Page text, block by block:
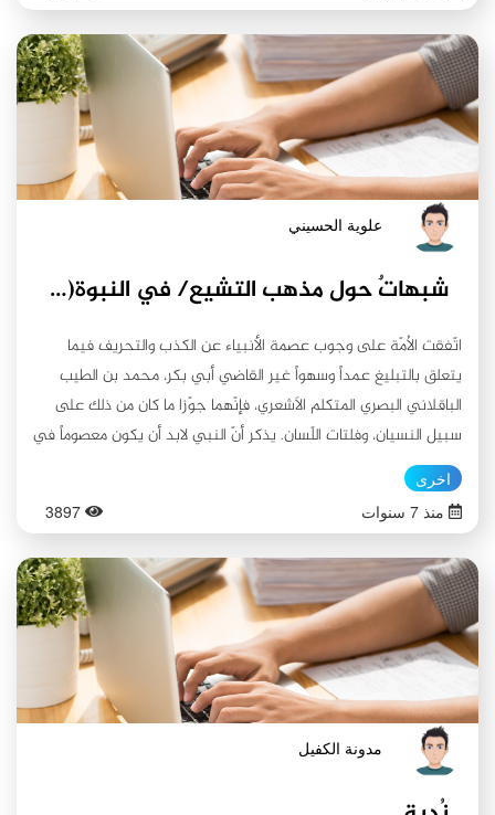
علوية الحسيني
شبهاتٌ حول مذهب التشيع/ في النبوة(4) عصمة النبي في مقام تبليغ الرسالة
اتّفقت الاُمّة على وجوب عصمة الأنبياء عن الكذب والتحريف فيما
يتعلق بالتبليغ عمداً وسهواً غير القاضي أبي بكر، محمد بن الطيب
الباقلاني البصري المتكلم الاَشعري، فإنّهما جوّزا ما كان من ذلك على
سبيل النسيان، وفلتات اللّسان. يذكر أنّ النبي لابد أن يكون معصوماً في
مقام التبليغ, والعصمة في هذا المقام لها ارتباط وثيق بالعصمة في
المقامين السابقين (تلقي الرسالة, وتطبيق الرسالة)؛ لقيام الدليل
القطعي النقلي والقطعي على ذلك, وهذا ما سيتم بيانه في المطلب
الأول. وعليه سيتم تناول موضوع العصمة في مقام التبليغ ضمن
المطلبين التاليين. المطلب الأول: رأي الشيعة الإمامية في عصمة النبي
في مقام تبليغ الرسالة الإلهية اتفق الإمامية على ضرورة ذلك، ويمكن
بيان دليل رأيهم من خلال: الفرع الأول: الدليل العقلي لو لم يكن النبي
معصوماً في تبليغ معالم الدّين للزم عدم الوثوق به وعدم الالتفاف
حوله, وبالتالي نفي التصديق به, فينتفي الغرض من بعثته وهو
الهداية. فالتالي باطل والمقدم مثله في البطلان. بيان الملازمة: لو رأى
الناس نبياً يبلغ أحكام الدّين بصورة خاطئة, فإنّهم لا يثقون به
مستقبلاً؛ لاحتمالية تكرار خطئه, وعدم وثوقهم به يوجب نفرتهم عنه
اخرى
منذ 7 سنوات
3897
مدونة الكفيل